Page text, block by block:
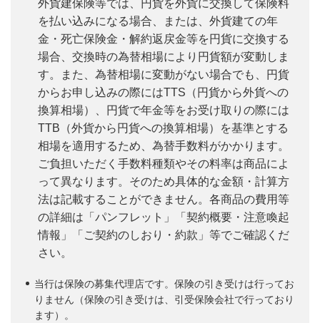
外貨建保険等では、円貨を外貨に交換して保険料
を払い込みになる場合、または、外貨建ての年
金・死亡保険金・解約返戻金等を円貨に交換する
場合、交換時の為替相場により円貨額が変動しま
す。また、為替相場に変動がない場合でも、円貨
からお申し込みの際にはTTS（円貨から外貨への
換算相場）、円貨で年金等をお受け取りの際には
TTB（外貨から円貨への換算相場）を基準とする
相場を適用するため、為替手数料がかかります。
ご負担いただく手数料種類やその料率は商品によ
って異なります。そのため具体的な金額・計算方
法は記載することができません。各商品の費用等
の詳細は「パンフレット」「契約概要・注意喚起
情報」「ご契約のしおり・約款」等でご確認くだ
さい。
当行は保険の募集代理店です。保険の引き受けは行ってお
りません（保険の引き受けは、引受保険会社で行っており
ます）。